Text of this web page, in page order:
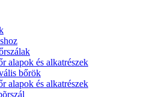
alapok és alkatrészek
bőrök
alapok és alkatrészek